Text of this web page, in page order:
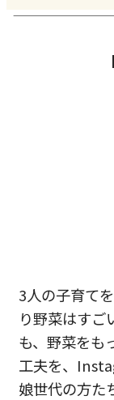
3人の子育て
り野菜はすご
も、野菜をも
工夫を、
娘世代の方た